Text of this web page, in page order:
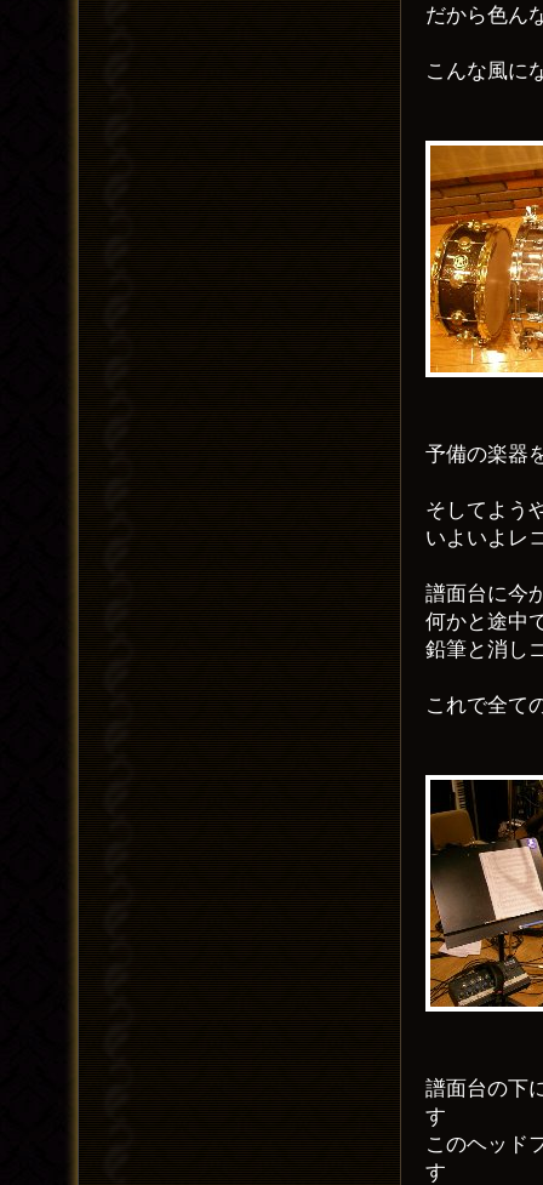
だから色ん
こんな風に
予備の楽器
そしてよう
いよいよレ
譜面台に今
何かと途中
鉛筆と消し
これで全て
譜面台の下
す
このヘッド
す